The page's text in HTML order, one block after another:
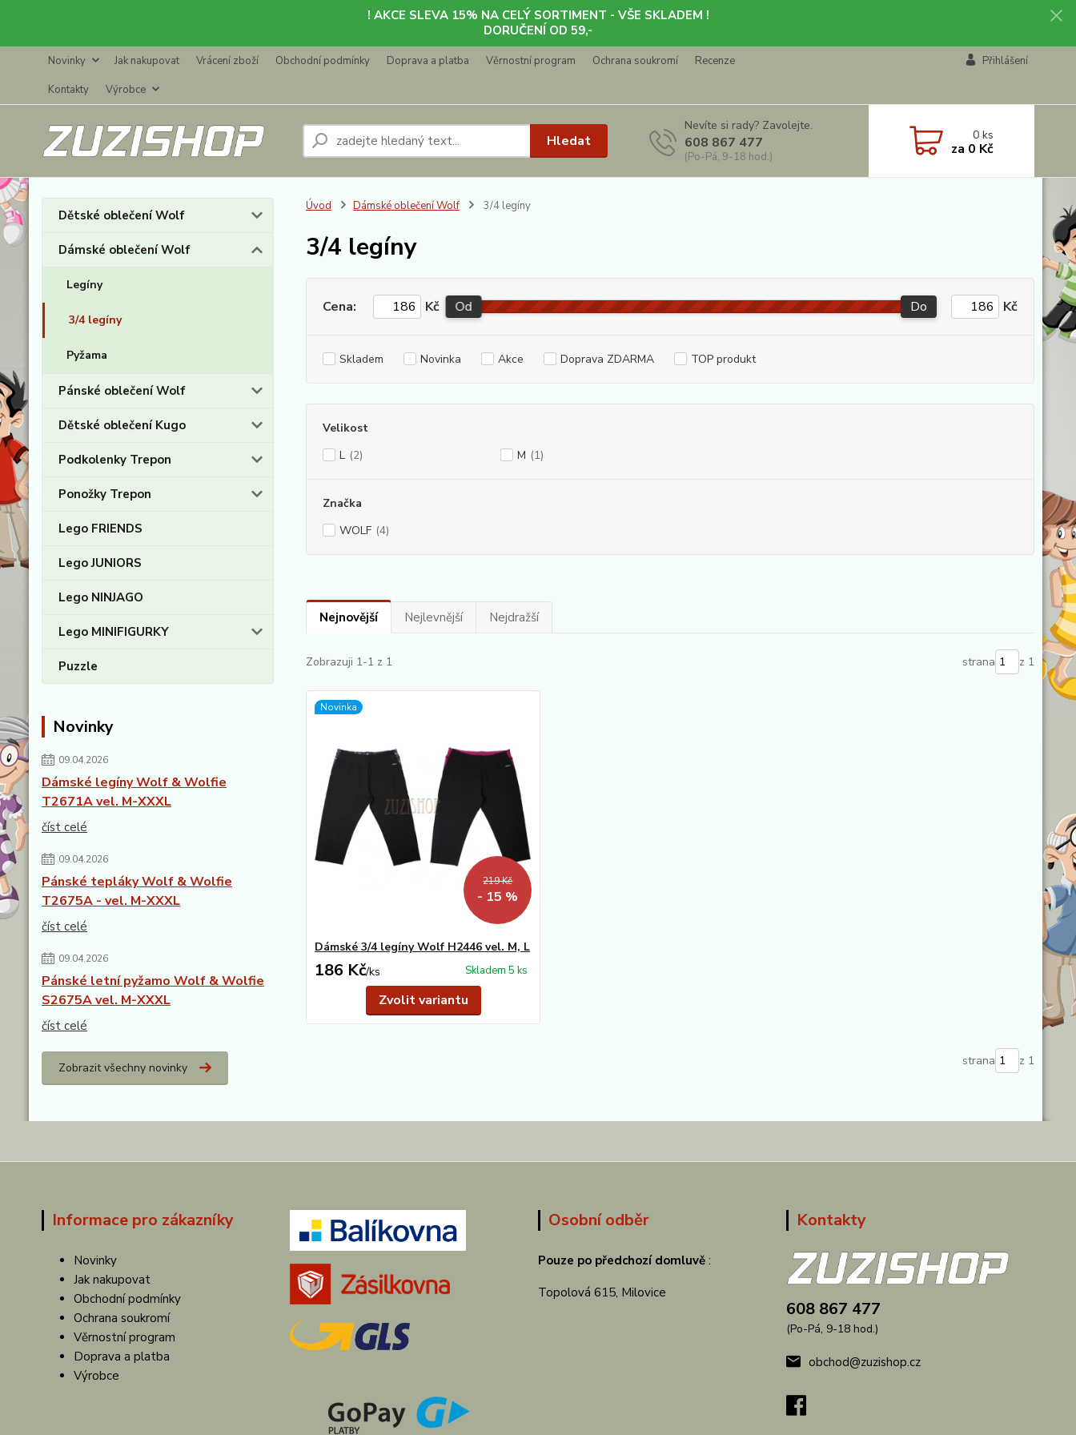
! AKCE SLEVA 15% NA CELÝ SORTIMENT - VŠE SKLADEM !
DORUČENÍ OD 59,-
Novinky Jak nakupovat Vrácení zboží Obchodní podmínky Doprava a platba Věrnostní program Ochrana soukromí
Recenze
Kontakty
Výrobce
Přihlášení
Hledat
Nevíte si rady? Zavolejte.
608 867 477
(Po-Pá, 9-18 hod.)
0ks
za 0 Kč
Dětské oblečení Wolf
Dámské oblečení Wolf
Legíny
3/4 legíny
Pyžama
Pánské oblečení Wolf
Dětské oblečení Kugo
Podkolenky Trepon
Ponožky Trepon
Lego FRIENDS
Lego JUNIORS
Lego NINJAGO
Lego MINIFIGURKY
Puzzle
Novinky
09.04.2026
Dámské legíny Wolf & Wolfie
T2671A vel. M-XXXL
číst celé
09.04.2026
Pánské tepláky Wolf & Wolfie
T2675A - vel. M-XXXL
číst celé
09.04.2026
Pánské letní pyžamo Wolf & Wolfie
S2675A vel. M-XXXL
číst celé
Zobrazit všechny novinky
Úvod Dámské oblečení Wolf 3/4 legíny
3/4 legíny
Cena: Kč Od Do Kč
Skladem Novinka Akce Doprava ZDARMA TOP produkt
Velikost
L (2) M (1)
Značka
WOLF (4)
Nejnovější Nejlevnější Nejdražší
Zobrazuji 1-1 z 1 strana z 1
Novinka
219 Kč
- 15 %
Dámské 3/4 legíny Wolf H2446 vel. M, L
186 Kč/ks Skladem 5 ks
Zvolit variantu
strana z 1
Informace pro zákazníky
Novinky
Jak nakupovat
Obchodní podmínky
Ochrana soukromí
Věrnostní program
Doprava a platba
Výrobce
Osobní odběr
Pouze po předchozí domluvě :
Topolová 615, Milovice
Kontakty
608 867 477
(Po-Pá, 9-18 hod.)
obchod@zuzishop.cz